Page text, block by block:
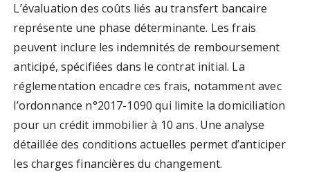
L’évaluation des coûts liés au transfert bancaire
représente une phase déterminante. Les frais
peuvent inclure les indemnités de remboursement
anticipé, spécifiées dans le contrat initial. La
réglementation encadre ces frais, notamment avec
l’ordonnance n°2017-1090 qui limite la domiciliation
pour un crédit immobilier à 10 ans. Une analyse
détaillée des conditions actuelles permet d’anticiper
les charges financières du changement.